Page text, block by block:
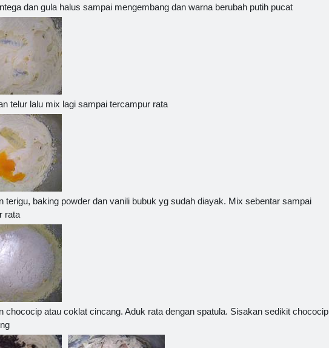
dan gula halus sampai mengembang dan warna berubah putih pucat
telur lalu mix lagi sampai tercampur rata
terigu, baking powder dan vanili bubuk yg sudah diayak. Mix sebentar sampai
rata
chococip atau coklat cincang. Aduk rata dengan spatula. Sisakan sedikit chococip